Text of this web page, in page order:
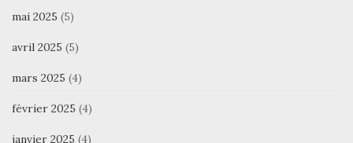
mai 2025 (5)
avril 2025 (5)
mars 2025 (4)
février 2025 (4)
janvier 2025 (4)